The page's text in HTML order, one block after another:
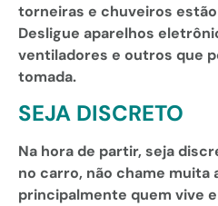
torneiras e chuveiros
Desligue aparelhos
ventiladores e outros que
tomada.
SEJA DISCRETO
Na hora de partir, seja
no carro, não chame muita
principalmente quem vive